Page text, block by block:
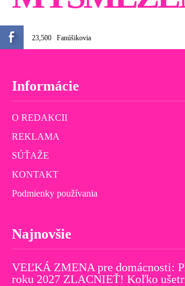
23,500 Fanúšikovia
Informácie
O REDAKCII
REKLAMA
SÚŤAŽE
KONTAKT
Podmienky používania
Najnovšie
VEĽKÁ ZMENA pre domácnosti:
roku 2027 ZLACNIEŤ! Koľko